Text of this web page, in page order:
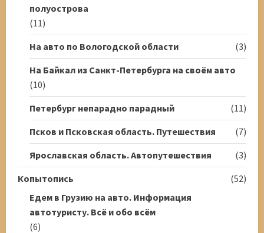
полуострова
(11)
На авто по Вологодской области
(3)
На Байкал из Санкт-Петербурга на своём авто
(10)
Петербург непарадно парадный
(11)
Псков и Псковская область. Путешествия
(7)
Ярославская область. Автопутешествия
(3)
Копытопись
(52)
Едем в Грузию на авто. Информация
автотуристу. Всё и обо всём
(6)